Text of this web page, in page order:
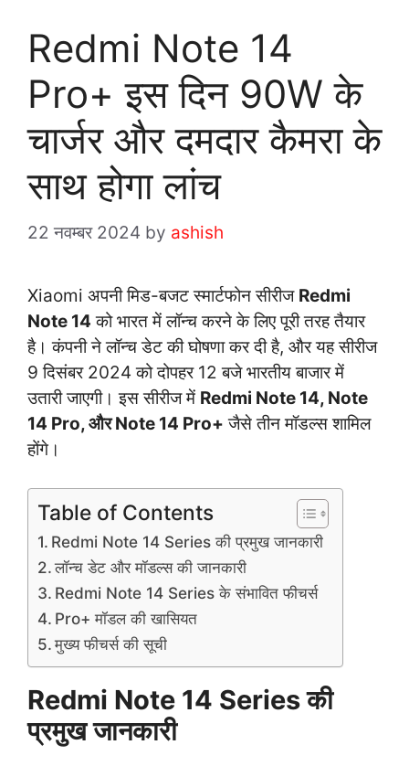
Redmi Note 14
Pro+ इस दिन 90W के
चार्जर और दमदार कैमरा के
साथ होगा लांच
22 नवम्बर 2024 by ashish
Xiaomi अपनी मिड-बजट स्मार्टफोन सीरीज Redmi
Note 14 को भारत में लॉन्च करने के लिए पूरी तरह तैयार
है। कंपनी ने लॉन्च डेट की घोषणा कर दी है, और यह सीरीज
9 दिसंबर 2024 को दोपहर 12 बजे भारतीय बाजार में
उतारी जाएगी। इस सीरीज में Redmi Note 14, Note
14 Pro, और Note 14 Pro+ जैसे तीन मॉडल्स शामिल
होंगे।
Table of Contents
Redmi Note 14 Series की प्रमुख जानकारी
लॉन्च डेट और मॉडल्स की जानकारी
Redmi Note 14 Series के संभावित फीचर्स
Pro+ मॉडल की खासियत
मुख्य फीचर्स की सूची
Redmi Note 14 Series की
प्रमुख जानकारी